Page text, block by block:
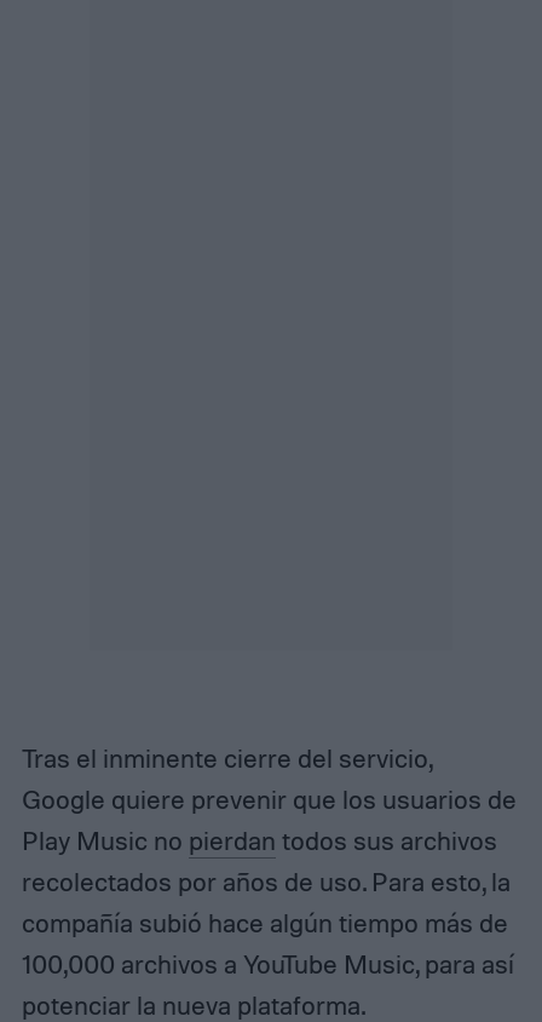
Tras el inminente cierre del servicio,
Google quiere prevenir que los usuarios de
Play Music no pierdan todos sus archivos
recolectados por años de uso. Para esto, la
compañía subió hace algún tiempo más de
100,000 archivos a YouTube Music, para así
potenciar la nueva plataforma.